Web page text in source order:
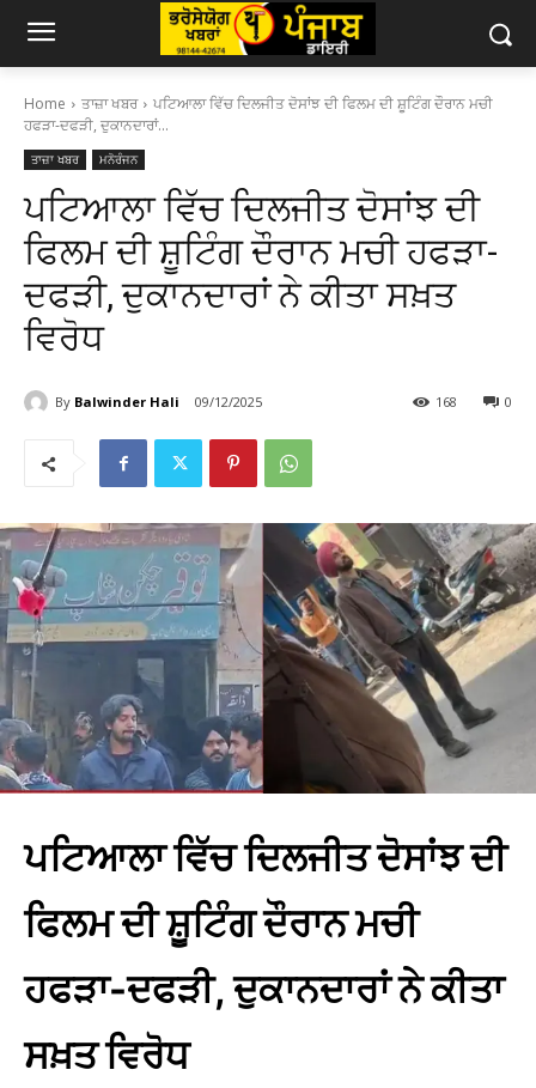
Home ਤਾਜ਼ਾ ਖਬਰ
ਪਟਿਆਲਾ ਵਿੱਚ ਦਿਲਜੀਤ ਦੋਸਾਂਝ ਦੀ ਫਿਲਮ ਦੀ ਸ਼ੂਟਿੰਗ ਦੌਰਾਨ ਮਚੀ
ਹਫੜਾ-ਦਫੜੀ, ਦੁਕਾਨਦਾਰਾਂ...
ਤਾਜ਼ਾ ਖਬਰ ਮਨੋਰੰਜਨ
ਪਟਿਆਲਾ ਵਿੱਚ ਦਿਲਜੀਤ ਦੋਸਾਂਝ ਦੀ
ਫਿਲਮ ਦੀ ਸ਼ੂਟਿੰਗ ਦੌਰਾਨ ਮਚੀ ਹਫੜਾ-
ਦਫੜੀ, ਦੁਕਾਨਦਾਰਾਂ ਨੇ ਕੀਤਾ ਸਖ਼ਤ
ਵਿਰੋਧ
By Balwinder Hali 09/12/2025 0
168
ਪਟਿਆਲਾ ਵਿੱਚ ਦਿਲਜੀਤ ਦੋਸਾਂਝ ਦੀ
ਫਿਲਮ ਦੀ ਸ਼ੂਟਿੰਗ ਦੌਰਾਨ ਮਚੀ
ਹਫੜਾ-ਦਫੜੀ, ਦੁਕਾਨਦਾਰਾਂ ਨੇ ਕੀਤਾ
ਸਖ਼ਤ ਵਿਰੋਧ